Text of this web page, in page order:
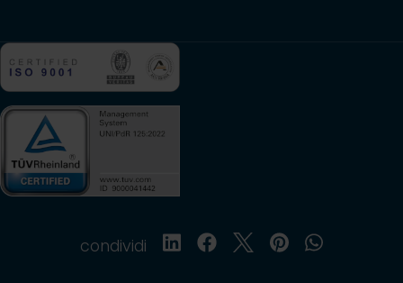
condividi